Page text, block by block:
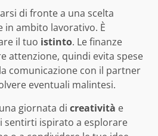
di fronte a una scelta
in ambito lavorativo. È
il tuo istinto. Le finanze
attenzione, quindi evita spese
comunicazione con il partner
eventuali malintesi.
giornata di creatività e
sentirti ispirato a esplorare